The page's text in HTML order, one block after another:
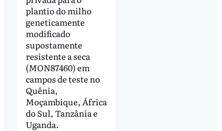
plantio do milho
geneticamente
modificado
supostamente
resistente a seca
(MON87460) em
campos de teste no
Quênia,
Moçambique, África
do Sul, Tanzânia e
Uganda.